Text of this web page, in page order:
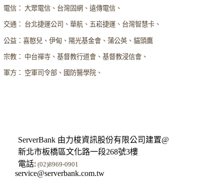
電信： 大眾電信、台灣固網、遠傳電信、
交通： 台北捷運公司、華航、五崧捷運、台灣智慧卡、
公益：喜憨兒、伊甸、陽光基金會、蒲公英、貓頭鷹
宗教： 中台禪寺、基督教行道會、基督教浸信會、
軍方： 空軍司令部、國防醫學院、
ServerBank 由力梭資訊股份有限公司建置@
新北市板橋區文化路一段268號3樓
電話: (02)8969-0901
service@serverbank.com.tw